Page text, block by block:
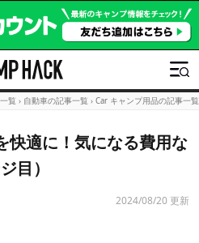
覧 › 自動車の記事一覧 › Car キャンプ用品の記事一覧
快適に！気になる費用な
目）
2024/08/20 更新